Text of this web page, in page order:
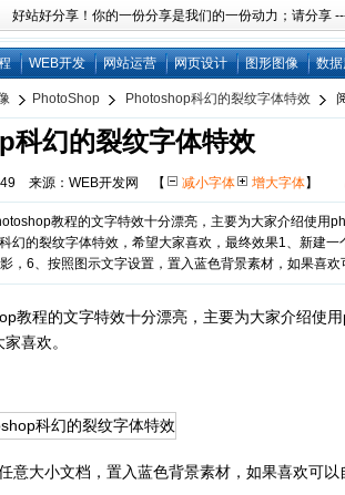
好站好分享！你的一份分享是我们的一份动力；请分享
WEB开发 网站运营 网页设计 图形图像 数
PhotoShop Photoshop科幻的裂纹字体特效
幻的裂纹字体特效
来源：WEB开发网 【 减小字体 增大字体】
教程的文字特效十分漂亮，主要为大家介绍使用
幻的裂纹字体特效，希望大家喜欢，最终效果1、新建
，6、按照图示文字设置，置入蓝色背景素材，如果喜
教程的文字特效十分漂亮，主要为大家介绍使
喜欢。
意大小文档，置入蓝色背景素材，如果喜欢可以